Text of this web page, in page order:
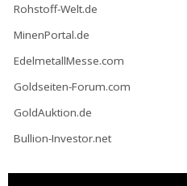
Rohstoff-Welt.de
MinenPortal.de
EdelmetallMesse.com
Goldseiten-Forum.com
GoldAuktion.de
Bullion-Investor.net